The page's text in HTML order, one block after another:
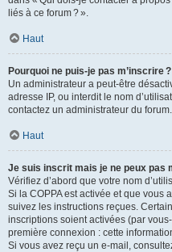
liés à ce forum ? ».
Haut
Pourquoi ne puis-je pas m’inscrire ?
Un administrateur a peut-être
adresse IP, ou interdit le nom
contactez un administrateur du forum.
Haut
Je suis inscrit mais je ne peux pas
Vérifiez d’abord que votre nom
Si la COPPA est activée et que vous
suivez les instructions reçues.
inscriptions soient activées (par
première connexion : cette
Si vous avez reçu un e-mail,